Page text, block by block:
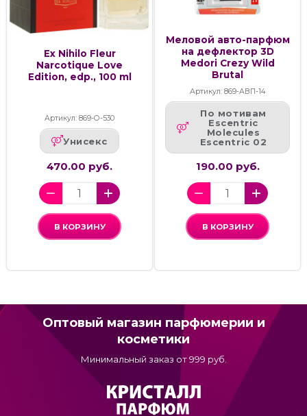
Ex Nihilo Fleur
Narcotique Love
Edition, edp., 100 ml
Артикул: 869-О-530
Унисекс
470.00 руб.
В КОРЗИНУ
Меловой авто-парфюм
на дефлектор 3D
Medori Crezy Wild
Brutal
Артикул: 869-АВП-14
По мотивам
Escentric
Molecules
Escentric 02
190.00 руб.
В КОРЗИНУ
Оптовый магазин парфюмерии и
косметики
Минимальный заказ от 999 руб.